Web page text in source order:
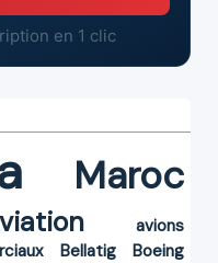
en 1 clic
Maroc
avions
Bellatig
Boeing